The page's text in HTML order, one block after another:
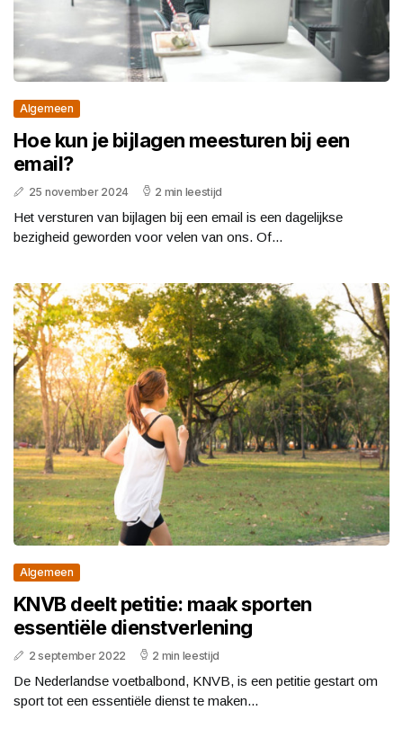
Algemeen
Hoe kun je bijlagen meesturen bij een
email?
25 november 2024 2 min leestijd
Het versturen van bijlagen bij een email is een dagelijkse
bezigheid geworden voor velen van ons. Of...
Algemeen
KNVB deelt petitie: maak sporten
essentiële dienstverlening
2 september 2022 2 min leestijd
De Nederlandse voetbalbond, KNVB, is een petitie gestart om
sport tot een essentiële dienst te maken...